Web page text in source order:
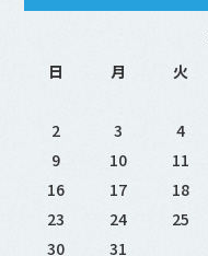
日
月 火
2
3 4
9
10 11
16
17 18
23
24 25
30
31